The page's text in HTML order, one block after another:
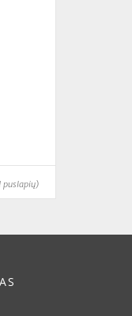
puslapių)